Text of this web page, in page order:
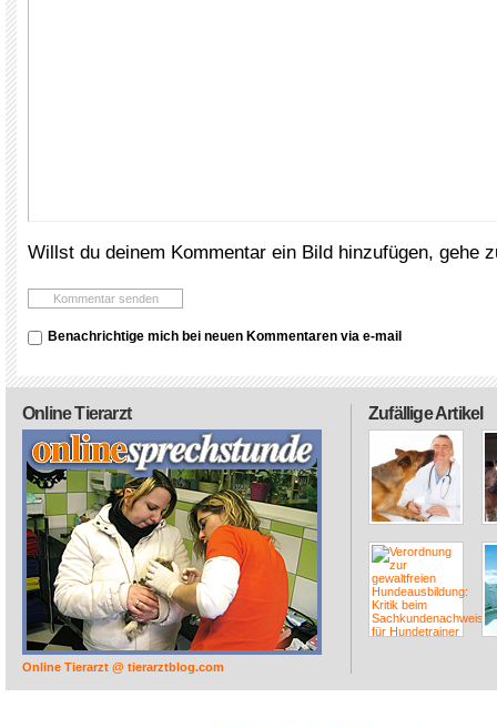
Willst du deinem Kommentar ein Bild hinzufügen, gehe
Benachrichtige mich bei neuen Kommentaren via e-mail
Zufällige Artikel
Online Tierarzt
Online Tierarzt @ tierarztblog.com